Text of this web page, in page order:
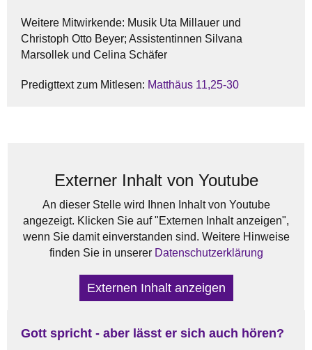
Weitere Mitwirkende: Musik Uta Millauer und
Christoph Otto Beyer; Assistentinnen Silvana
Marsollek und Celina Schäfer
Predigttext zum Mitlesen: Matthäus 11,25-30
Externer Inhalt von Youtube
An dieser Stelle wird Ihnen Inhalt von Youtube
angezeigt. Klicken Sie auf "Externen Inhalt anzeigen",
wenn Sie damit einverstanden sind. Weitere Hinweise
finden Sie in unserer Datenschutzerklärung
Externen Inhalt anzeigen
Gott spricht - aber lässt er sich auch hören?